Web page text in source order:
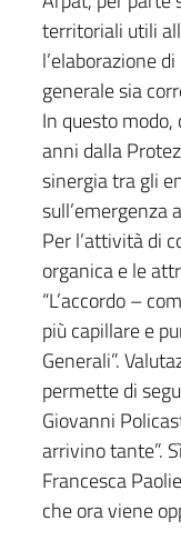
territoriali utili
l’elaborazione
generale sia
In questo
anni dalla
sinergia tra gli
sull’emergenza
Per l’attività di
organica e le
“L’accordo –
più capillare e
Generali”.
permette di
Giovanni
arrivino tante”.
Francesca
che ora viene